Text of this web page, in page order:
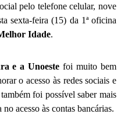
pelo telefone celular, nove
sexta-feira (15) da 1ª oficina
Idade.
e a Unoeste foi muito bem
o acesso às redes sociais e
foi possível saber mais
acesso às contas bancárias.